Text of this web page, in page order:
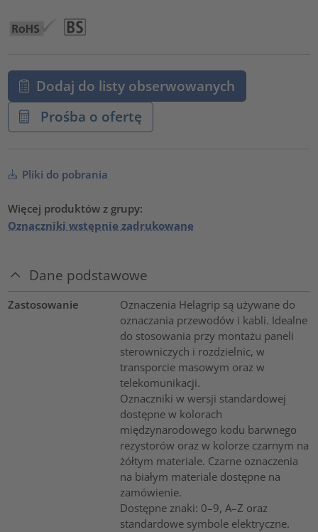
Dodaj do listy obserwowanych
Prośba o ofertę
Pliki do pobrania
Więcej produktów z grupy:
Oznaczniki wstępnie zadrukowane
Dane podstawowe
Zastosowanie
Oznaczenia Helagrip są używane do
oznaczania przewodów i kabli. Idealne
do stosowania przy montażu paneli
sterowniczych i rozdzielnic, w
transporcie masowym oraz w
telekomunikacji.
Oznaczniki w wersji standardowej
dostępne w kolorach
międzynarodowego kodu barwnego
rezystorów oraz w kolorze czarnym na
żółtym materiale. Czarne oznaczenia
na białym materiale dostępne na
zamówienie.
Dostępne znaki: 0–9, A–Z oraz
standardowe symbole elektryczne.